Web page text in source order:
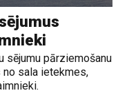
sējumu pārziemošanu
no sala ietekmes,